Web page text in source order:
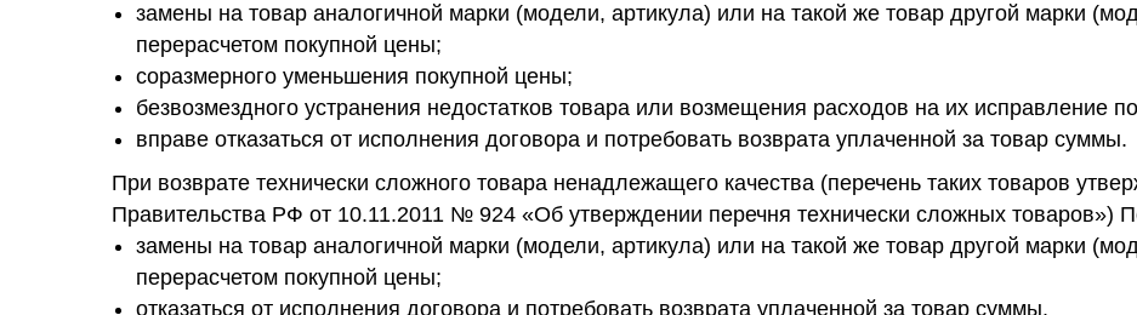
замены на товар аналогичной марки (модели, артикула) или на такой же товар другой марки
перерасчетом покупной цены;
соразмерного уменьшения покупной цены;
безвозмездного устранения недостатков товара или возмещения расходов на их исправление
вправе отказаться от исполнения договора и потребовать возврата уплаченной за товар суммы.
При возврате технически сложного товара ненадлежащего качества (перечень таких товаров
Правительства РФ от 10.11.2011 № 924 «Об утверждении перечня технически сложных товаров»)
замены на товар аналогичной марки (модели, артикула) или на такой же товар другой марки
перерасчетом покупной цены;
отказаться от исполнения договора и потребовать возврата уплаченной за товар суммы.